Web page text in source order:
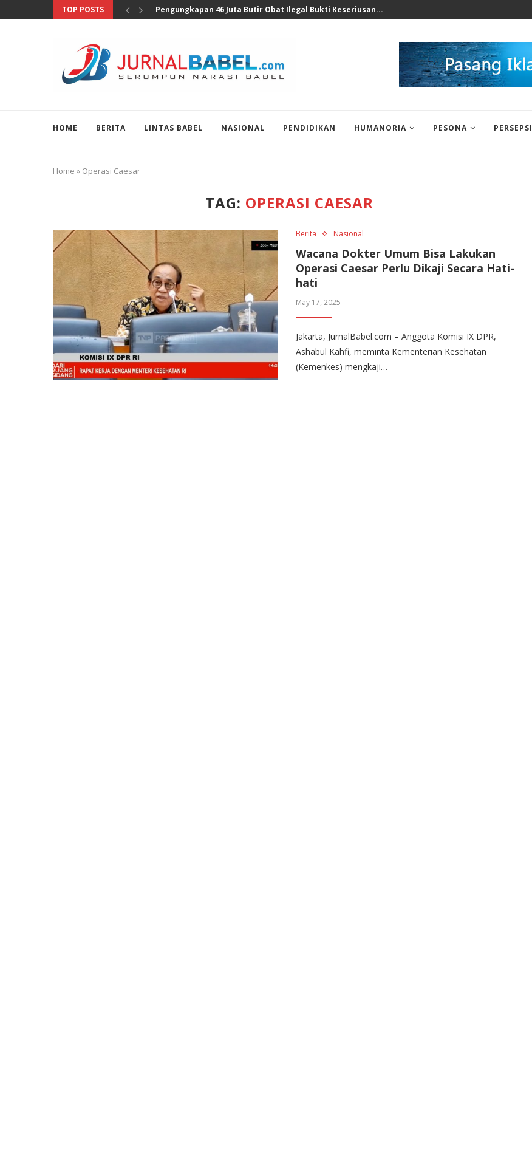
TOP POSTS Anggota DPR Sebut Sensus Ekonomi 2026 Bukan Untuk...
HOME BERITA LINTAS BABEL NASIONAL PENDIDIKAN HUMANORIA PESONA PERSEPSI
Home » Operasi Caesar
TAG: OPERASI CAESAR
Berita Nasional
Wacana Dokter Umum Bisa Lakukan
Operasi Caesar Perlu Dikaji Secara Hati-
hati
May 17, 2025
Jakarta, JurnalBabel.com – Anggota Komisi IX DPR,
Ashabul Kahfi, meminta Kementerian Kesehatan
(Kemenkes) mengkaji…